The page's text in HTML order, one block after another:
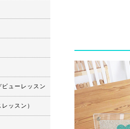
ューレッスン
ッスン）